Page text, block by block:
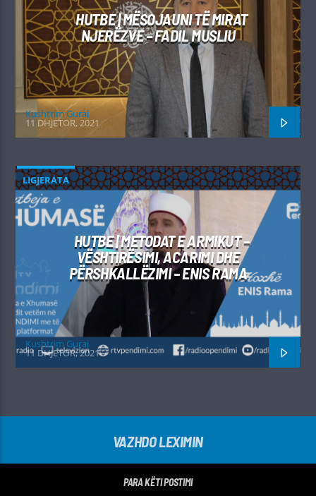
HUTBE | MËSOJAUNI TË MIRAT
NJERËZVE – FADIL MUSLIU
Kushtrim Guraj
11 DHJETOR, 2021
LIGJERATA
HUTBE | METODAT E ARMIKUT –
VËSHTIRËSIMI, ACARIMI DHE
PËRSHKALLËZIMI – ENIS RAMA
Kushtrim Guraj
11 DHJETOR, 2021
VAZHDO LEXIMIN
PARA KËTI POSTIMI